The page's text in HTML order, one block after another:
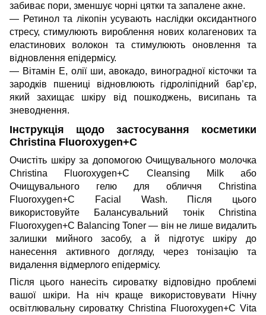
забиває пори, зменшує чорні цятки та запалене акне.
— Ретинол та лікопін усувають наслідки оксидантного
стресу, стимулюють вироблення нових колагенових та
еластинових волокон та стимулюють оновлення та
відновлення епідермісу.
— Вітамін E, олії ши, авокадо, виноградної кісточки та
зародків пшениці відновлюють гідроліпідний бар’єр,
який захищає шкіру від пошкоджень, висипань та
зневоднення.
Інструкція щодо застосування косметики
Christina Fluoroxygen+C
Очистіть шкіру за допомогоюОчищувального молочка
Christina Fluoroxygen+C Cleansing Milkабо
Очищувального гелю для обличчя Christina
Fluoroxygen+C Facial Wash. Після цього
використовуйте Балансувальний тонік Christina
Fluoroxygen+C Balancing Toner — він не лише видалить
залишки мийного засобу, а й підготує шкіру до
нанесення активного догляду, через тонізацію та
видалення відмерлого епідермісу.
Після цього нанесіть сироватку відповідно проблемі
вашої шкіри. На ніч краще використовувати
Нічну
освітлювальну сироватку Christina Fluoroxygen+C Vita